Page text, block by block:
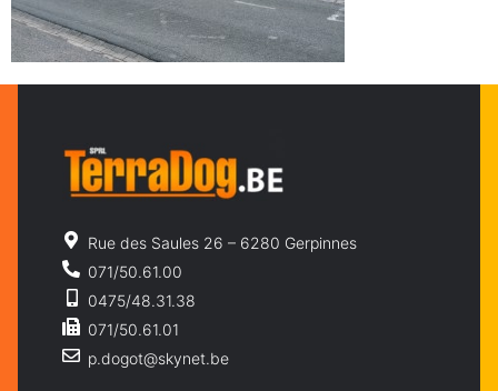
Rue des Saules 26 – 6280 Gerpinnes
071/50.61.00
0475/48.31.38
071/50.61.01
p.dogot@skynet.be